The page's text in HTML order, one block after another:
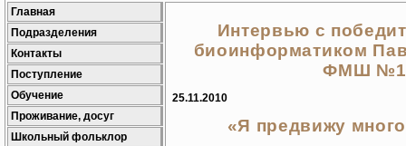
Главная
Подразделения
Контакты
Поступление
Обучение
Проживание, досуг
Школьный фольклор
Интервью с
биоинформатиком
ФМШ
25.11.2010
«Я предвижу